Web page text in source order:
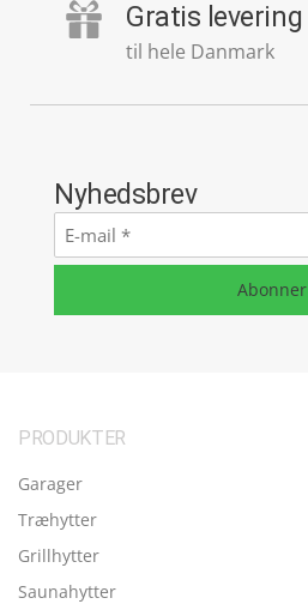
Gratis levering
til hele Danmark
Nyhedsbrev
E-
mail*
Abonner
PRODUKTER
Garager
Træhytter
Grillhytter
Saunahytter